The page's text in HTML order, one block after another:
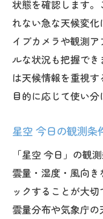
状態を確認します
れない急な天候変
イブカメラや観測
ルな状況も把握で
は天候情報を重視
目的に応じて使い分
星空 今日の観測条
「星空 今日」の観
雲量・湿度・風向
ックすることが大
雲量分布や気象庁